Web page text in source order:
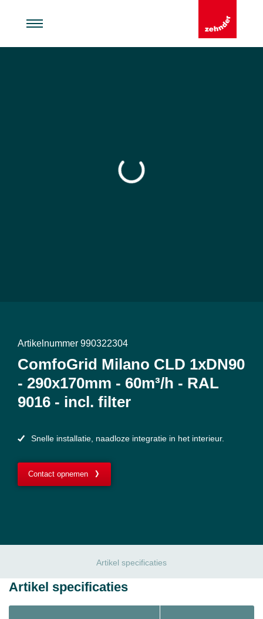
Artikelnummer 990322304
ComfoGrid Milano CLD 1xDN90
- 290x170mm - 60m³/h - RAL
9016 - incl. filter
Snelle installatie, naadloze integratie in het interieur.
Contact opnemen
Artikel specificaties
Artikel specificaties